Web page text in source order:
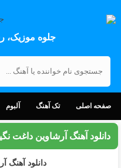
جلوه موزیک،
صفحه اصلی تک آهنگ آلبوم
دانلود آهنگ آرشاوین داغت
دانلود آهنگ